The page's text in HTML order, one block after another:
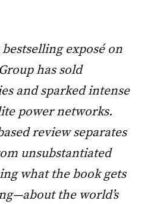
bestselling exposé on
has sold
and sparked intense
power networks.
review separates
unsubstantiated
what the book gets
the world’s